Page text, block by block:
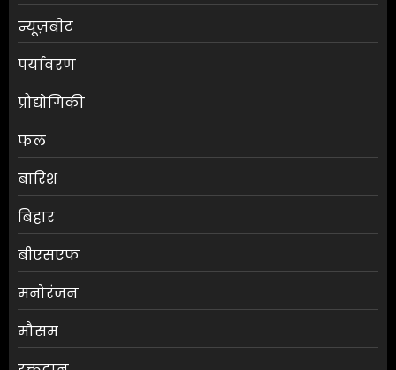
न्यूज़बीट
पर्यावरण
प्रौद्योगिकी
फल
बारिश
बिहार
बीएसएफ
मनोरंजन
मौसम
बिहार में शिक्षा विभाग के DPO पर